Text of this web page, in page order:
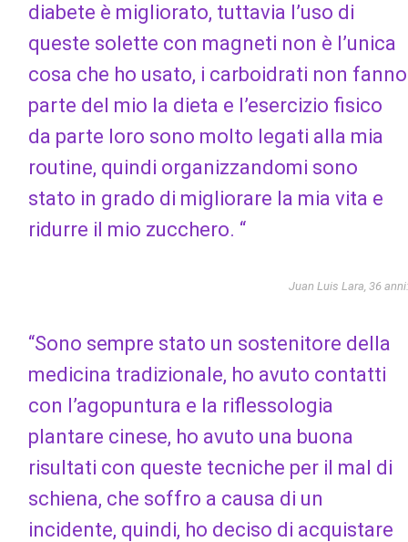
diabete è migliorato, tuttavia l’uso di
queste solette con magneti non è l’unica
cosa che ho usato, i carboidrati non fanno
parte del mio la dieta e l’esercizio fisico
da parte loro sono molto legati alla mia
routine, quindi organizzandomi sono
stato in grado di migliorare la mia vita e
ridurre il mio zucchero. “
Juan Luis Lara, 36 anni:
“Sono sempre stato un sostenitore della
medicina tradizionale, ho avuto contatti
con l’agopuntura e la riflessologia
plantare cinese, ho avuto una buona
risultati con queste tecniche per il mal di
schiena, che soffro a causa di un
incidente, quindi, ho deciso di acquistare